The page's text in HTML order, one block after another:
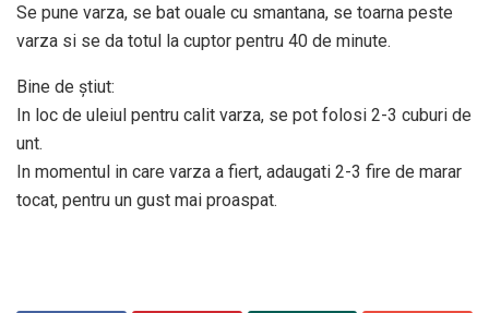
Se pune varza, se bat ouale cu smantana, se toarna peste
varza si se da totul la cuptor pentru 40 de minute.
Bine de știut:
In loc de uleiul pentru calit varza, se pot folosi 2-3 cuburi de
unt.
In momentul in care varza a fiert, adaugati 2-3 fire de marar
tocat, pentru un gust mai proaspat.